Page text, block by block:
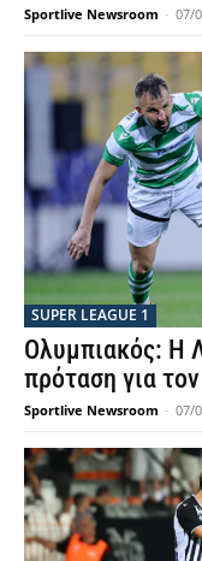
Sportlive Newsroom - 07/
SUPER LEAGUE 1
Ολυμπιακός: Η
πρόταση για
Sportlive Newsroom - 07/